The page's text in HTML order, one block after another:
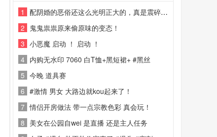
1
配阴婚的恶俗还这么光明正大的，真是震碎三观
2
鬼鬼祟祟原来偷原味的变态！
3 小恶魔 启动 ！ 启动 ！
4 内购无水印 7060 白T恤+黑短裙+ #黑丝
5 今晚 道具赛
6 #激情 男女 大路边就kou起来了！
7 情侣开房做法 带一点宗教色彩 真会玩！
8 美女在公园自wei 是直播 还是主人任务